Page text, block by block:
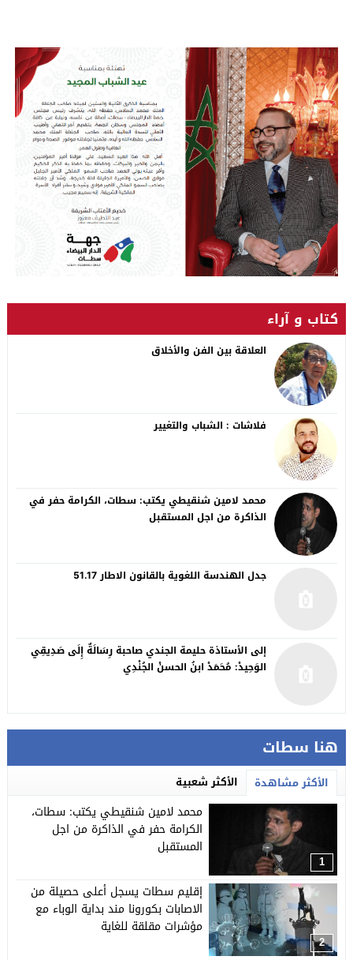
هنا سطات
الأكثر مشاهدة الأكثر شعبية
1
محمد لامين شنقيطي يكتب: سطات،
الكرامة حفر في الذاكرة من اجل
المستقبل
2
إقليم سطات يسجل أعلى حصيلة من
الاصابات بكورونا مند بداية الوباء مع
مؤشرات مقلقة للغاية
كتاب و آراء
العلاقة بين الفن والأخلاق
فلاشات : الشباب والتغيير
محمد لامين شنقيطي يكتب: سطات، الكرامة حفر في
الذاكرة من اجل المستقبل
جدل الهندسة اللغوية بالقانون الاطار 51.17
إلى الأستاذة حليمة الجندي صاحبة رِسَالَةٌ إِلَى صَدِيقِي
الوَحِيدْ: مُحَمَدْ ابنُ الحسنْ الجُنْدِي